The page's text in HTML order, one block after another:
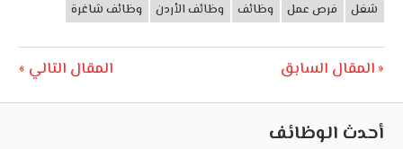
وظائف
شغل فرص عمل وظائف وظائف الأردن وظائف شاغرة
تصفّح
المقالات
Previous
المقال السابق
Next
المقال التالي
أحدث الوظائف